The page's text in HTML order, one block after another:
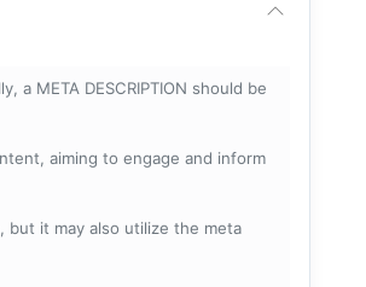
META DESCRIPTION should be
aiming to engage and inform
it may also utilize the meta